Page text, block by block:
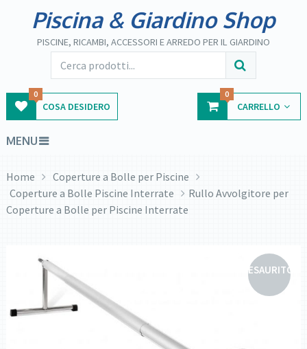
Piscina & Giardino Shop
PISCINE, RICAMBI, ACCESSORI E ARREDO PER IL GIARDINO
COSA DESIDERO
0
CARRELLO
0
MENU
Home
Coperture a Bolle per Piscine
Coperture a Bolle Piscine Interrate
Rullo Avvolgitore per
Coperture a Bolle per Piscine Interrate
ESAURITO